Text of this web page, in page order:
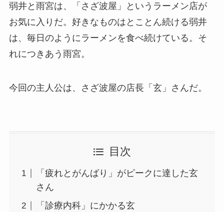
弱井と雨宮は、「さざ波屋」というラーメン店が
お気に入りだ。好きなものはとことん続ける弱井
は、毎日のようにラーメンを食べ続けている。そ
れにつきあう雨宮。
今回の主人公は、さざ波屋の店長「玄」さんだ。
目次
「疲れとがんばり」がピークに達した玄
さん
「診療内科」にかかる玄